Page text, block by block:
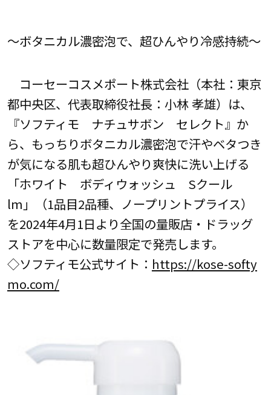
～ボタニカル濃密泡で、超ひんやり冷感持続～
コーセーコスメポート株式会社（本社：東京
都中央区、代表取締役社長：小林 孝雄）は、
『ソフティモ ナチュサボン セレクト』か
ら、もっちりボタニカル濃密泡で汗やベタつき
が気になる肌も超ひんやり爽快に洗い上げる
「ホワイト ボディウォッシュ Sクール
lm」（1品目2品種、ノープリントプライス）
を2024年4月1日より全国の量販店・ドラッグ
ストアを中心に数量限定で発売します。
◇ソフティモ公式サイト： https://kose-softy
mo.com/